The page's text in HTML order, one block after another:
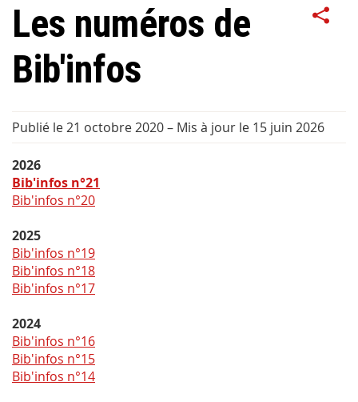
Les numéros de
Bib'infos
Publié le 21 octobre 2020– Mis à jour le 15 juin 2026
2026
Bib'infos n°21
Bib'infos n°20
2025
Bib'infos n°19
Bib'infos n°18
Bib'infos n°17
2024
Bib'infos n°16
Bib'infos n°15
Bib'infos n°14